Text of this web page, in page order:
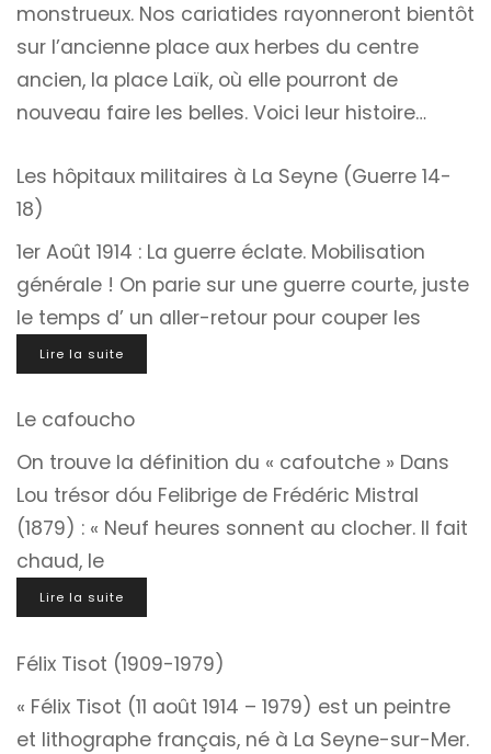
monstrueux. Nos cariatides rayonneront bientôt
sur l’ancienne place aux herbes du centre
ancien, la place Laïk, où elle pourront de
nouveau faire les belles. Voici leur histoire…
Les hôpitaux militaires à La Seyne (Guerre 14-
18)
1er Août 1914 : La guerre éclate. Mobilisation
générale ! On parie sur une guerre courte, juste
le temps d’ un aller-retour pour couper les
Lire la suite
Le cafoucho
On trouve la définition du « cafoutche » Dans
Lou trésor dóu Felibrige de Frédéric Mistral
(1879) : « Neuf heures sonnent au clocher. Il fait
chaud, le
Lire la suite
Félix Tisot (1909-1979)
« Félix Tisot (11 août 1914 – 1979) est un peintre
et lithographe français, né à La Seyne-sur-Mer.